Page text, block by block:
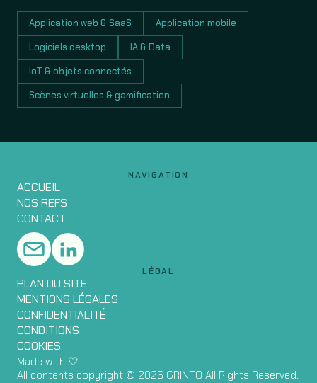
Application web & SaaS
Application mobile
Logiciels desktop
IA & Data
IoT & objets connectés
Scènes virtuelles & gamification
NAVIGATION
ACCUEIL
NOS REFS
CONTACT
LÉGAL
PLAN DU SITE
MENTIONS LÉGALES
CONFIDENTIALITÉ
CONDITIONS
COOKIES
Made with 🤍
All contents copyright © 2026 GRINTO All Rights Reserved.